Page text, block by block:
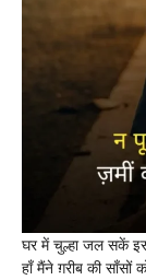
घर में चुल्हा जल सकें
हाँ मैंने ग़रीब की साँसों